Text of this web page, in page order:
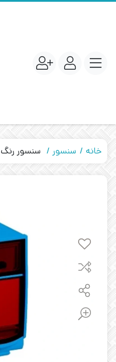
خانه سنسور سنسور رنگ SICK CSM-WP11122P